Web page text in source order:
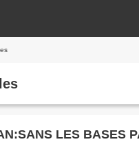
LES BASES